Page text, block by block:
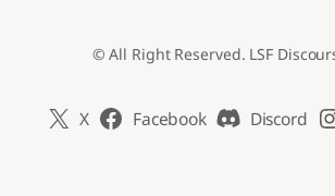
© All Right Reserved. LSF
X Facebook Discord